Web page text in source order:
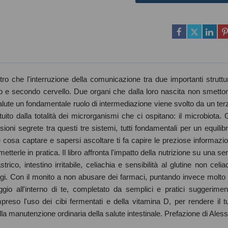
che l'interruzione della comunicazione tra due importanti
e secondo cervello. Due organi che dalla loro nascita non
un fondamentale ruolo di intermediazione viene svolto da un
dalla totalità dei microrganismi che ci ospitano: il microbiota.
segrete tra questi tre sistemi, tutti fondamentali per un
captare e sapersi ascoltare ti fa capire le preziose
in pratica. Il libro affronta l'impatto della nutrizione su una
intestino irritabile, celiachia e sensibilità al glutine non
Con il monito a non abusare dei farmaci, puntando invece molto
all'interno di te, completato da semplici e pratici
l'uso dei cibi fermentati e della vitamina D, per rendere il
manutenzione ordinaria della salute intestinale. Prefazione di